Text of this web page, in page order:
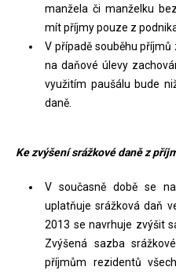
manžela či manželku
mít příjmy pouze z
V případě souběhu
na daňové úlevy
využitím paušálu bude
daně.
Ke zvýšení srážkové daně z
V současně době se
uplatňuje srážková daň
2013 se navrhuje zvýšit
Zvýšená sazba
příjmům rezidentů